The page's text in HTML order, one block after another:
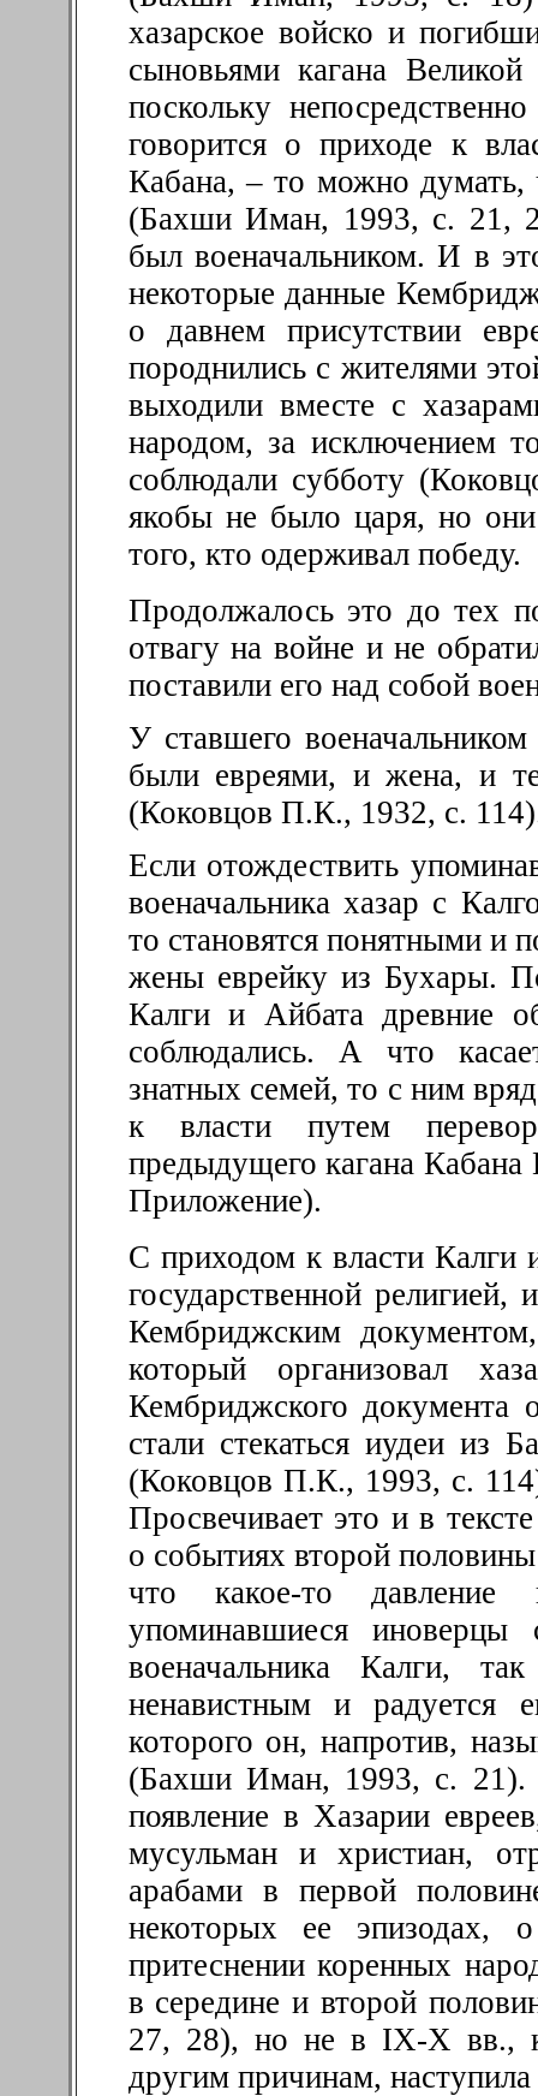
хазарское войско и
сыновьями кагана
поскольку
говорится о приходе к
Кабана, – то можно думать,
(Бахши Иман, 1993, с. 21,
был военачальником. И в
некоторые данные
о давнем присутствии
породнились с жителями
выходили вместе с
народом, за исключением
соблюдали субботу
якобы не было царя, но они
того, кто одерживал победу.
Продолжалось это до тех
отвагу на войне и не
поставили его над собой
У ставшего
были евреями, и жена, и
(Коковцов П.К., 1932, с.
Если отождествить
военачальника хазар с
то становятся понятными и
жены еврейку из Бухары.
Калги и Айбата древние
соблюдались. А что
знатных семей, то с ним
к власти путем
предыдущего кагана
Приложение).
С приходом к власти Калги
государственной
Кембриджским
который организовал
Кембриджского
стали стекаться иудеи из
(Коковцов П.К., 1993, с.
Просвечивает это и в
о событиях второй
что какое-то давление
упоминавшиеся
военачальника Калги,
ненавистным и радуется
которого он, напротив,
(Бахши Иман, 1993, с. 21).
появление в Хазарии
мусульман и христиан,
арабами в первой
некоторых ее эпизодах,
притеснении коренных
в середине и второй
27, 28), но не в IX-X вв.,
другим причинам,